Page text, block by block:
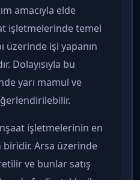
amacıyla elde
işletmelerinde temel
üzerinde işi yapanın
Dolayısıyla bu
yarı mamul ve
işletmelerinin en
Arsa üzerinde
ve bunlar satış